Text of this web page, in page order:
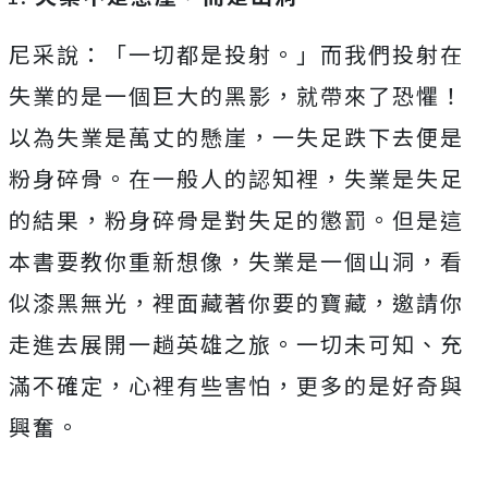
尼采說：「一切都是投射。」而我們投射在
失業的是一個巨大的黑影，就帶來了恐懼！
以為失業是萬丈的懸崖，一失足跌下去便是
粉身碎骨。在一般人的認知裡，失業是失足
的結果，粉身碎骨是對失足的懲罰。但是這
本書要教你重新想像，失業是一個山洞，看
似漆黑無光，裡面藏著你要的寶藏，邀請你
走進去展開一趟英雄之旅。一切未可知、充
滿不確定，心裡有些害怕，更多的是好奇與
興奮。